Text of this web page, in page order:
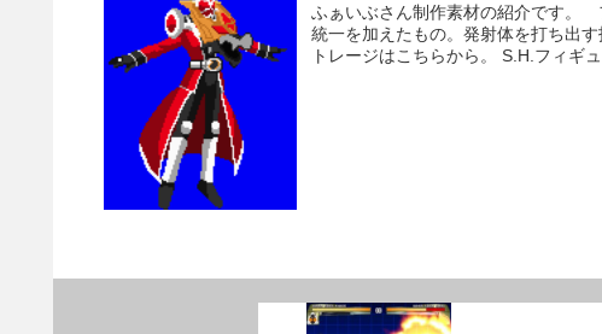
ふぁいぶさん制作素材の紹介です。
統一を加えたもの。発射体を打ち出
トレージはこちらから。 S.H.フィギ